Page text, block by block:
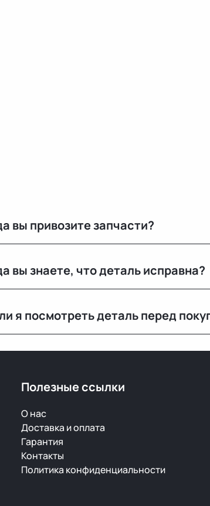
вы привозите запчасти?
Все детали проходят визуальный осмотр и
вы знаете, что деталь исправна?
я посмотреть деталь перед
Полезные ссылки
О нас
Доставка и оплата
Гарантия
Контакты
Политика конфиденциальности